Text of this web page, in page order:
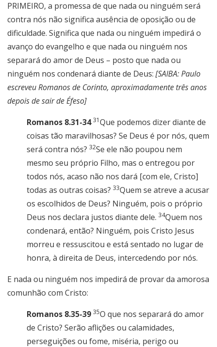
PRIMEIRO, a promessa de que nada ou ninguém será
contra nós não significa ausência de oposição ou de
dificuldade. Significa que nada ou ninguém impedirá o
avanço do evangelho e que nada ou ninguém nos
separará do amor de Deus – posto que nada ou
ninguém nos condenará diante de Deus: [SAIBA: Paulo
escreveu Romanos de Corinto, aproximadamente três anos
depois de sair de Éfeso]
Romanos 8.31-34 31Que podemos dizer diante de
coisas tão maravilhosas? Se Deus é por nós, quem
será contra nós? 32Se ele não poupou nem
mesmo seu próprio Filho, mas o entregou por
todos nós, acaso não nos dará [com ele, Cristo]
todas as outras coisas? 33Quem se atreve a acusar
os escolhidos de Deus? Ninguém, pois o próprio
Deus nos declara justos diante dele. 34Quem nos
condenará, então? Ninguém, pois Cristo Jesus
morreu e ressuscitou e está sentado no lugar de
honra, à direita de Deus, intercedendo por nós.
E nada ou ninguém nos impedirá de provar da amorosa
comunhão com Cristo:
Romanos 8.35-39 35O que nos separará do amor
de Cristo? Serão aflições ou calamidades,
perseguições ou fome, miséria, perigo ou